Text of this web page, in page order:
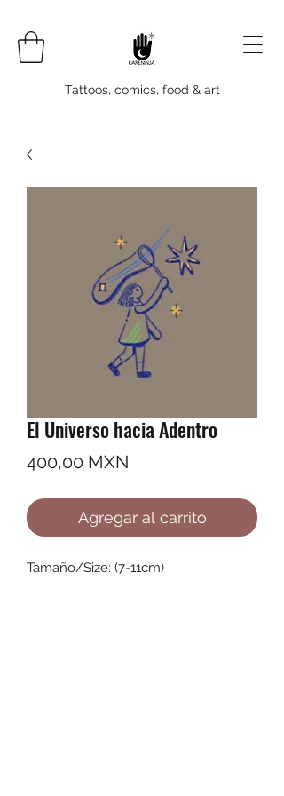
Tattoos, comics, food & art
El Universo hacia Adentro
400,00 MXN
Agregar al carrito
Tamaño/Size: (7-11cm)